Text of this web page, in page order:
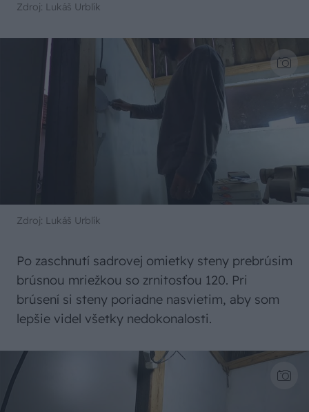
Zdroj: Lukáš Urblík
Zdroj: Lukáš Urblík
Po zaschnutí sadrovej omietky steny prebrúsim
brúsnou mriežkou so zrnitosťou 120. Pri
brúsení si steny poriadne nasvietim, aby som
lepšie videl všetky nedokonalosti.